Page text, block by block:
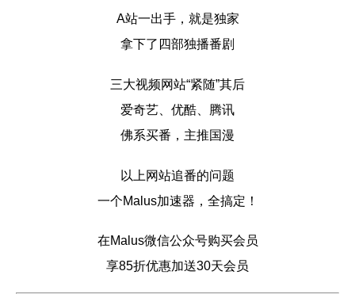
A站一出手，就是独家
拿下了四部独播番剧
三大视频网站“紧随”其后
爱奇艺、优酷、腾讯
佛系买番，主推国漫
以上网站追番的问题
一个Malus加速器，全搞定！
在Malus微信公众号购买会员
享85折优惠加送30天会员